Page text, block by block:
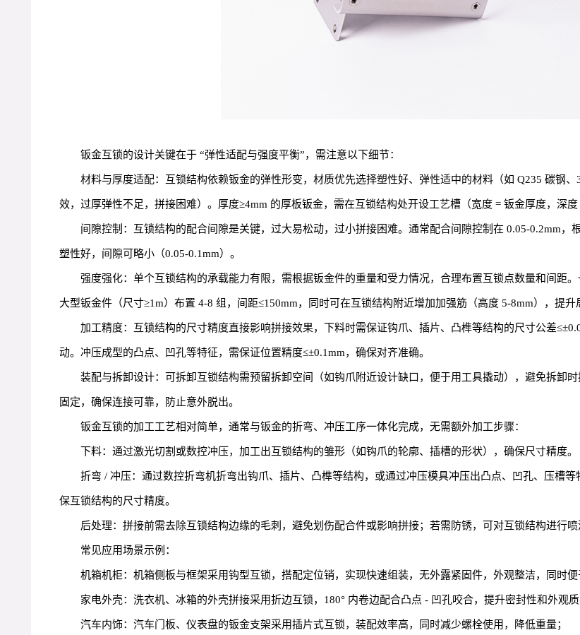
钣金互锁的设计关键在于 “弹性适配与强度平衡”，需注意以下细节：
材料与厚度适配：互锁结构依赖钣金的弹性形变，材质优先选择塑性好、弹性适中的材料（如 Q235 碳钢
效，过厚弹性不足，拼接困难）。厚度≥4mm 的厚板钣金，需在互锁结构处开设工艺槽（宽度 = 钣金厚度，深
间隙控制：互锁结构的配合间隙是关键，过大易松动，过小拼接困难。通常配合间隙控制在 0.05-0.2mm
塑性好，间隙可略小（0.05-0.1mm）。
强度强化：单个互锁结构的承载能力有限，需根据钣金件的重量和受力情况，合理布置互锁点数量和间距
大型钣金件（尺寸≥1m）布置 4-8 组，间距≤150mm，同时可在互锁结构附近增加加强筋（高度 5-8mm），提升
加工精度：互锁结构的尺寸精度直接影响拼接效果，下料时需保证钩爪、插片、凸榫等结构的尺寸公差
动。冲压成型的凸点、凹孔等特征，需保证位置精度≤±0.1mm，确保对齐准确。
装配与拆卸设计：可拆卸互锁结构需预留拆卸空间（如钩爪附近设计缺口，便于用工具撬动），避免拆卸
固定，确保连接可靠，防止意外脱出。
钣金互锁的加工工艺相对简单，通常与钣金的折弯、冲压工序一体化完成，无需额外加工步骤：
下料：通过激光切割或数控冲压，加工出互锁结构的雏形（如钩爪的轮廓、插槽的形状），确保尺寸精度。
折弯 / 冲压：通过数控折弯机折弯出钩爪、插片、凸榫等结构，或通过冲压模具冲压出凸点、凹孔、压槽
保互锁结构的尺寸精度。
后处理：拼接前需去除互锁结构边缘的毛刺，避免划伤配合件或影响拼接；若需防锈，可对互锁结构进行
常见应用场景示例：
机箱机柜：机箱侧板与框架采用钩型互锁，搭配定位销，实现快速组装，无外露紧固件，外观整洁，同时便
家电外壳：洗衣机、冰箱的外壳拼接采用折边互锁，180° 内卷边配合凸点 - 凹孔咬合，提升密封性和外观质
汽车内饰：汽车门板、仪表盘的钣金支架采用插片式互锁，装配效率高，同时减少螺栓使用，降低重量；